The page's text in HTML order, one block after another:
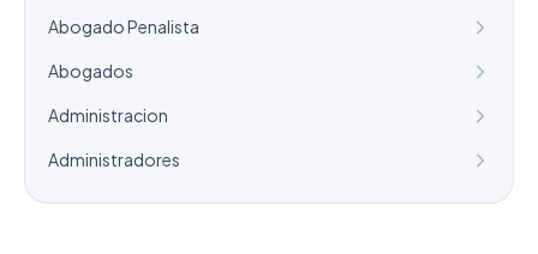
Abogado Penalista
Abogados
Administracion
Administradores